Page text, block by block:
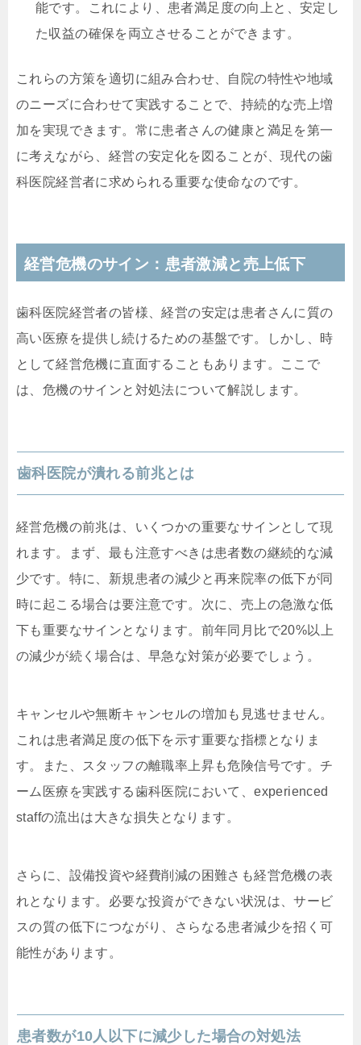
能です。これにより、患者満足度の向上と、安定し
た収益の確保を両立させることができます。
これらの方策を適切に組み合わせ、自院の特性や地域
のニーズに合わせて実践することで、持続的な売上増
加を実現できます。常に患者さんの健康と満足を第一
に考えながら、経営の安定化を図ることが、現代の歯
科医院経営者に求められる重要な使命なのです。
経営危機のサイン：患者激減と売上低下
歯科医院経営者の皆様、経営の安定は患者さんに質の
高い医療を提供し続けるための基盤です。しかし、時
として経営危機に直面することもあります。ここで
は、危機のサインと対処法について解説します。
歯科医院が潰れる前兆とは
経営危機の前兆は、いくつかの重要なサインとして現
れます。まず、最も注意すべきは患者数の継続的な減
少です。特に、新規患者の減少と再来院率の低下が同
時に起こる場合は要注意です。次に、売上の急激な低
下も重要なサインとなります。前年同月比で20%以上
の減少が続く場合は、早急な対策が必要でしょう。
キャンセルや無断キャンセルの増加も見逃せません。
これは患者満足度の低下を示す重要な指標となりま
す。また、スタッフの離職率上昇も危険信号です。チ
ーム医療を実践する歯科医院において、experienced
staffの流出は大きな損失となります。
さらに、設備投資や経費削減の困難さも経営危機の表
れとなります。必要な投資ができない状況は、サービ
スの質の低下につながり、さらなる患者減少を招く可
能性があります。
患者数が10人以下に減少した場合の対処法